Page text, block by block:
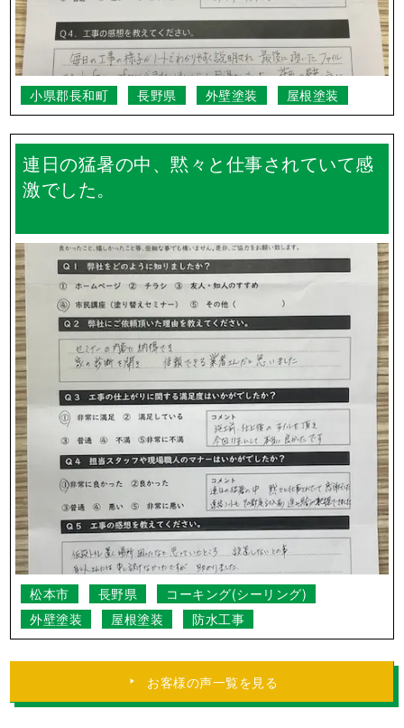
小県郡長和町 長野県 外壁塗装 屋根塗装
連日の猛暑の中、黙々と仕事されていて感
激でした。